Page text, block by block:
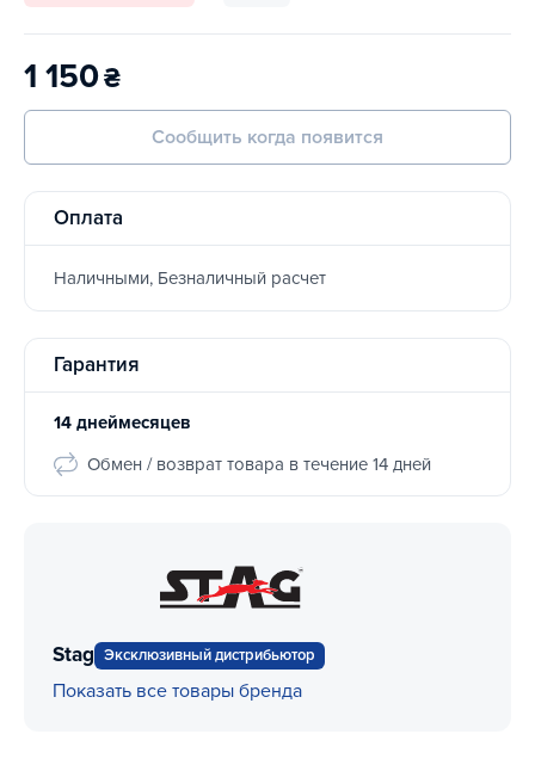
1 150₴
Сообщить когда появится
Оплата
Наличными, Безналичный расчет
Гарантия
14 днеймесяцев
Обмен / возврат товара в течение 14 дней
Stag Эксклюзивный дистрибьютор
Показать все товары бренда